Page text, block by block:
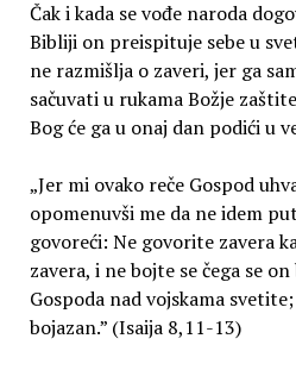
Čak i kada se vođe naroda
Bibliji on preispituje sebe u
ne razmišlja o zaveri, jer ga
sačuvati u rukama Božje
Bog će ga u onaj dan podići u
„Jer mi ovako reče Gospod
opomenuvši me da ne idem
govoreći: Ne govorite zavera
zavera, i ne bojte se čega se
Gospoda nad vojskama
bojazan.” (Isaija 8,11-13)